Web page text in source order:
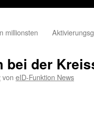
millionsten
bei der
von eID-Funktion News